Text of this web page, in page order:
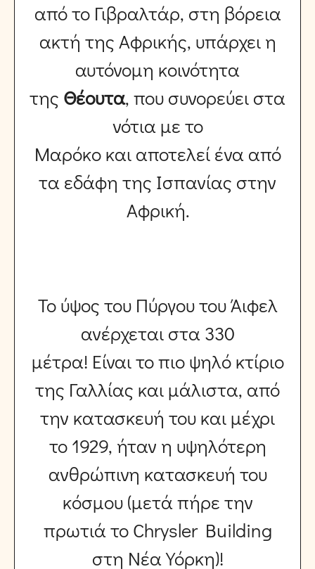
από το Γιβραλτάρ, στη βόρεια
ακτή της Αφρικής, υπάρχει η
αυτόνομη κοινότητα
της Θέουτα, που συνορεύει στα
νότια με το
Μαρόκο και αποτελεί ένα από
τα εδάφη της Ισπανίας στην
Αφρική.
Το ύψος του Πύργου του Άιφελ
ανέρχεται στα 330
μέτρα! Είναι το πιο ψηλό κτίριο
της Γαλλίας και μάλιστα, από
την κατασκευή του και μέχρι
το 1929, ήταν η υψηλότερη
ανθρώπινη κατασκευή του
κόσμου (μετά πήρε την
πρωτιά το Chrysler Building
στη Νέα Υόρκη)!